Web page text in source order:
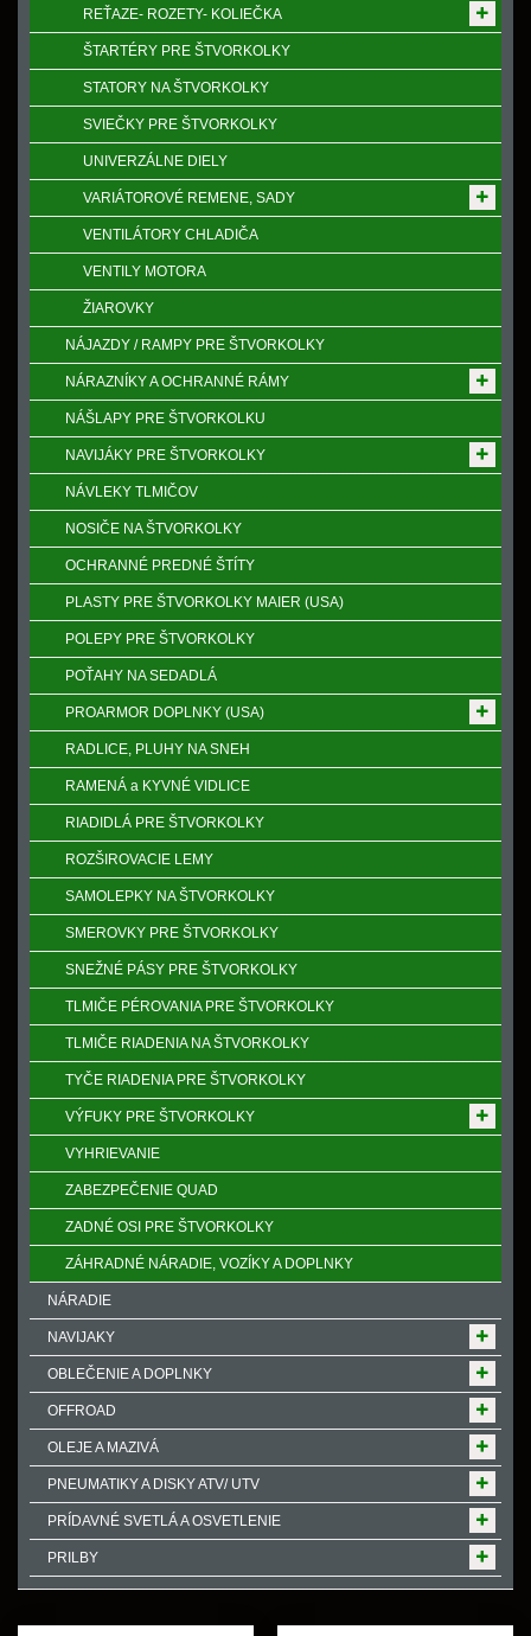
REŤAZE- ROZETY- KOLIEČKA
ŠTARTÉRY PRE ŠTVORKOLKY
STATORY NA ŠTVORKOLKY
SVIEČKY PRE ŠTVORKOLKY
UNIVERZÁLNE DIELY
VARIÁTOROVÉ REMENE, SADY
VENTILÁTORY CHLADIČA
VENTILY MOTORA
ŽIAROVKY
NÁJAZDY / RAMPY PRE ŠTVORKOLKY
NÁRAZNÍKY A OCHRANNÉ RÁMY
NÁŠLAPY PRE ŠTVORKOLKU
NAVIJÁKY PRE ŠTVORKOLKY
NÁVLEKY TLMIČOV
NOSIČE NA ŠTVORKOLKY
OCHRANNÉ PREDNÉ ŠTÍTY
PLASTY PRE ŠTVORKOLKY MAIER (USA)
POLEPY PRE ŠTVORKOLKY
POŤAHY NA SEDADLÁ
PROARMOR DOPLNKY (USA)
RADLICE, PLUHY NA SNEH
RAMENÁ a KYVNÉ VIDLICE
RIADIDLÁ PRE ŠTVORKOLKY
ROZŠIROVACIE LEMY
SAMOLEPKY NA ŠTVORKOLKY
SMEROVKY PRE ŠTVORKOLKY
SNEŽNÉ PÁSY PRE ŠTVORKOLKY
TLMIČE PÉROVANIA PRE ŠTVORKOLKY
TLMIČE RIADENIA NA ŠTVORKOLKY
TYČE RIADENIA PRE ŠTVORKOLKY
VÝFUKY PRE ŠTVORKOLKY
VYHRIEVANIE
ZABEZPEČENIE QUAD
ZADNÉ OSI PRE ŠTVORKOLKY
ZÁHRADNÉ NÁRADIE, VOZÍKY A DOPLNKY
NÁRADIE
NAVIJAKY
OBLEČENIE A DOPLNKY
OFFROAD
OLEJE A MAZIVÁ
PNEUMATIKY A DISKY ATV/ UTV
PRÍDAVNÉ SVETLÁ A OSVETLENIE
PRILBY